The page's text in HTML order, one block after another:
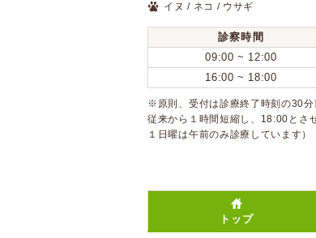
イヌ / ネコ / ウサギ
診察時間
09:00 ~ 12:00
16:00 ~ 18:00
※原則、受付は診療終了時刻の30
従来から１時間短縮し、18:00とさ
１日曜は午前のみ診療しています
トップ